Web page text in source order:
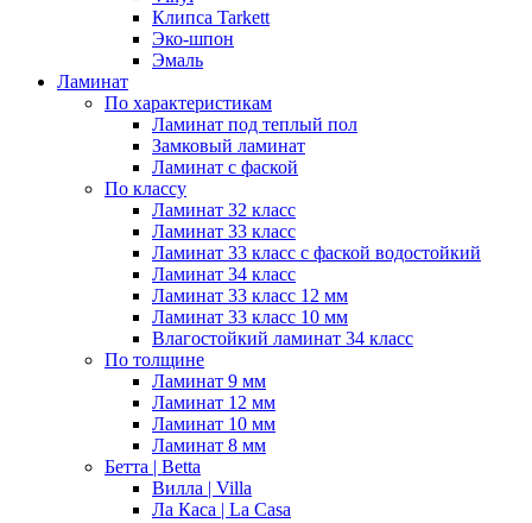
Клипса Tarkett
Эко-шпон
Эмаль
Ламинат
По характеристикам
Ламинат под теплый пол
Замковый ламинат
Ламинат с фаской
По классу
Ламинат 32 класс
Ламинат 33 класс
Ламинат 33 класс с фаской водостойкий
Ламинат 34 класс
Ламинат 33 класс 12 мм
Ламинат 33 класс 10 мм
Влагостойкий ламинат 34 класс
По толщине
Ламинат 9 мм
Ламинат 12 мм
Ламинат 10 мм
Ламинат 8 мм
Бетта | Betta
Вилла | Villa
Ла Каса | La Casa